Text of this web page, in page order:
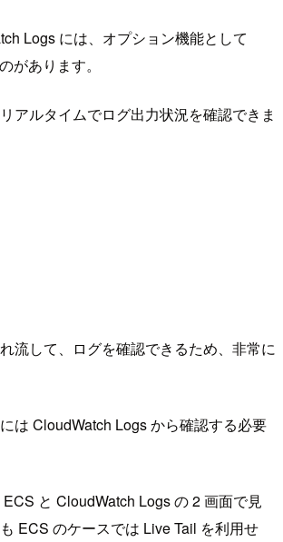
Logs には、オプション機能として
があります。
アルタイムでログ出力状況を確認できま
流して、ログを確認できるため、非常に
は CloudWatch Logs から確認する必要
と CloudWatch Logs の 2 画面で見
ECS のケースでは Live Tail を利用せ